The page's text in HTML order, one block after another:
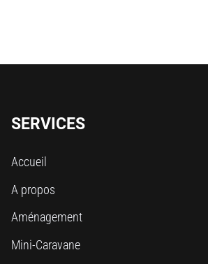
SERVICES
Accueil
A propos
Aménagement
Mini-Caravane